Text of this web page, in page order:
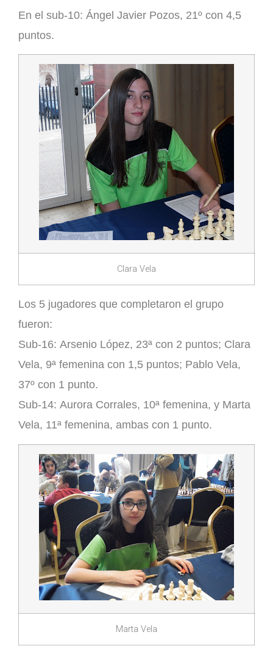
En el sub-10: Ángel Javier Pozos, 21º con 4,5
puntos.
Clara Vela
Los 5 jugadores que completaron el grupo
fueron:
Sub-16: Arsenio López, 23ª con 2 puntos; Clara
Vela, 9ª femenina con 1,5 puntos; Pablo Vela,
37º con 1 punto.
Sub-14: Aurora Corrales, 10ª femenina, y Marta
Vela, 11ª femenina, ambas con 1 punto.
Marta Vela